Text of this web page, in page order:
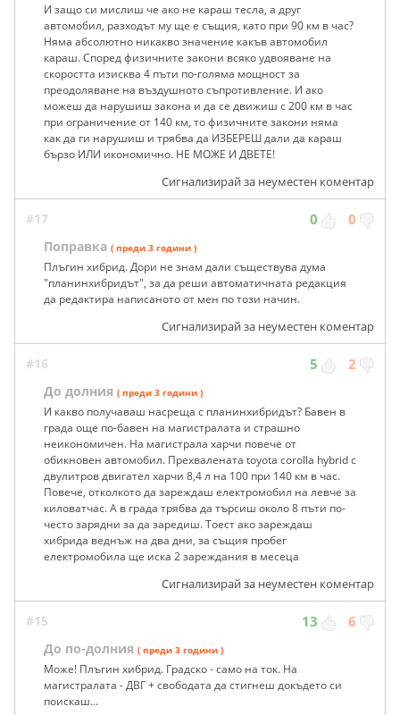
И защо си мислиш че ако не караш тесла, а друг
автомобил, разходът му ще е същия, като при 90 км в час?
Няма абсолютно никакво значение какъв автомобил
караш. Според физичните закони всяко удвояване на
скоростта изисква 4 пъти по-голяма мощност за
преодоляване на въздушното съпротивление. И ако
можеш да нарушиш закона и да се движиш с 200 км в час
при ограничение от 140 км, то физичните закони няма
как да ги нарушиш и трябва да ИЗБЕРЕШ дали да караш
бързо ИЛИ икономично. НЕ МОЖЕ И ДВЕТЕ!
Сигнализирай за неуместен коментар
#17 0 0
Поправка ( преди 3 години )
Плъгин хибрид. Дори не знам дали съществува дума
"планинхибридът", за да реши автоматичната редакция
да редактира написаното от мен по този начин.
Сигнализирай за неуместен коментар
#16 5 2
До долния ( преди 3 години )
И какво получаваш насреща с планинхибридът? Бавен в
града още по-бавен на магистралата и страшно
неикономичен. На магистрала харчи повече от
обикновен автомобил. Прехвалената toyota corolla hybrid с
двулитров двигател харчи 8,4 л на 100 при 140 км в час.
Повече, отколкото да зареждаш електромобил на левче за
киловатчас. А в града трябва да търсиш около 8 пъти по-
често зарядни за да заредиш. Тоест ако зареждаш
хибрида веднъж на два дни, за същия пробег
електромобила ще иска 2 зареждания в месеца
Сигнализирай за неуместен коментар
#15 13 6
До по-долния ( преди 3 години )
Може! Плъгин хибрид. Градско - само на ток. На
магистралата - ДВГ + свободата да стигнеш докъдето си
поискаш...